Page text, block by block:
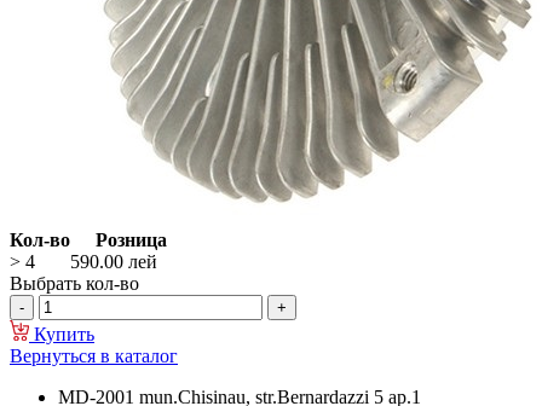
Кол-во
Розница
> 4
590.00 лей
Выбрать кол-во
Купить
Вернуться в каталог
MD-2001 mun.Chisinau, str.Bernardazzi 5 ap.1